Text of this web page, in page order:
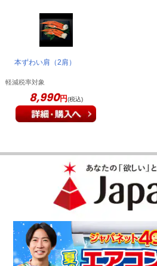
味も大きさも大満足でした。とても
入しようと思います！
大きさも味も美味し
塩加減がちょうど良く、大きさも大
「お客様の声」は実際にご購入されたお客
本ずわい肩（2肩）
軽減税率対象
8,990円(税込)